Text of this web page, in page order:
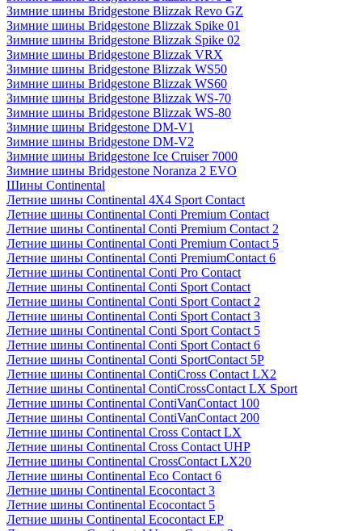
Зимние шины Bridgestone Blizzak Revo GZ
Зимние шины Bridgestone Blizzak Spike 01
Зимние шины Bridgestone Blizzak Spike 02
Зимние шины Bridgestone Blizzak VRX
Зимние шины Bridgestone Blizzak WS50
Зимние шины Bridgestone Blizzak WS60
Зимние шины Bridgestone Blizzak WS-70
Зимние шины Bridgestone Blizzak WS-80
Зимние шины Bridgestone DM-V1
Зимние шины Bridgestone DM-V2
Зимние шины Bridgestone Ice Cruiser 7000
Зимние шины Bridgestone Noranza 2 EVO
Шины Continental
Летние шины Continental 4X4 Sport Contact
Летние шины Continental Conti Premium Contact
Летние шины Continental Conti Premium Contact 2
Летние шины Continental Conti Premium Contact 5
Летние шины Continental Conti PremiumContact 6
Летние шины Continental Conti Pro Contact
Летние шины Continental Conti Sport Contact
Летние шины Continental Conti Sport Contact 2
Летние шины Continental Conti Sport Contact 3
Летние шины Continental Conti Sport Contact 5
Летние шины Continental Conti Sport Contact 6
Летние шины Continental Conti SportContact 5P
Летние шины Continental ContiCross Contact LX2
Летние шины Continental ContiCrossContact LX Sport
Летние шины Continental ContiVanContact 100
Летние шины Continental ContiVanContact 200
Летние шины Continental Cross Contact LX
Летние шины Continental Cross Contact UHP
Летние шины Continental CrossContact LX20
Летние шины Continental Eco Contact 6
Летние шины Continental Ecocontact 3
Летние шины Continental Ecocontact 5
Летние шины Continental Ecocontact EP